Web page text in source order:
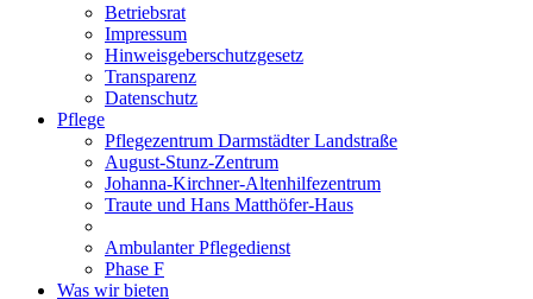
Betriebsrat
Impressum
Hinweisgeberschutzgesetz
Transparenz
Datenschutz
Pflege
Pflegezentrum Darmstädter Landstraße
August-Stunz-Zentrum
Johanna-Kirchner-Altenhilfezentrum
Traute und Hans Matthöfer-Haus
Ambulanter Pflegedienst
Phase F
Was wir bieten